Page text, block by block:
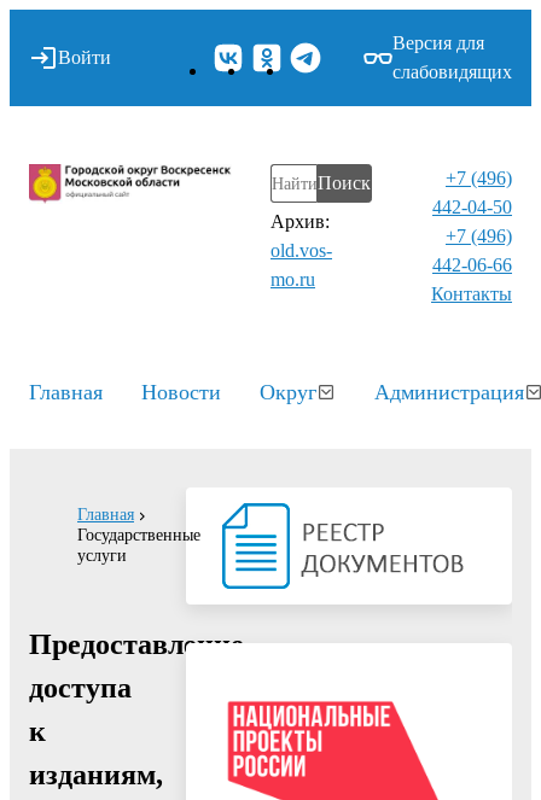
Войти
Версия для
слабовидящих
Поиск
Архив:
old.vos-
mo.ru
+7 (496)
442-04-50
+7 (496)
442-06-66
Контакты⁠
Главная Новости Округ Администрация
Главная
Государственные
услуги
Предоставление
доступа
к
изданиям,